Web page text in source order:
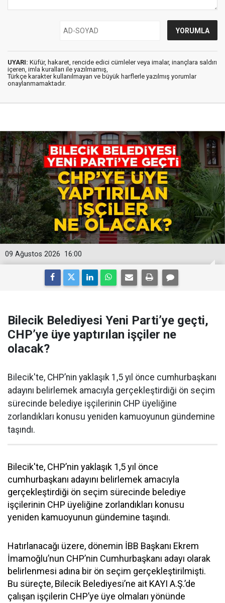
UYARI: Küfür, hakaret, rencide edici cümleler veya imalar, inançlara saldırı
içeren, imla kuralları ile yazılmamış,
Türkçe karakter kullanılmayan ve büyük harflerle yazılmış yorumlar
onaylanmamaktadır.
16:00
09 Ağustos 2026
Bilecik Belediyesi Yeni Parti’ye geçti,
CHP’ye üye yaptırılan işçiler ne
olacak?
Bilecik'te, CHP’nin yaklaşık 1,5 yıl önce cumhurbaşkanı
adayını belirlemek amacıyla gerçekleştirdiği ön seçim
sürecinde belediye işçilerinin CHP üyeliğine
zorlandıkları konusu yeniden kamuoyunun gündemine
taşındı.
Bilecik'te, CHP’nin yaklaşık 1,5 yıl önce
cumhurbaşkanı adayını belirlemek amacıyla
gerçekleştirdiği ön seçim sürecinde belediye
işçilerinin CHP üyeliğine zorlandıkları konusu
yeniden kamuoyunun gündemine taşındı.
Hatırlanacağı üzere, dönemin İBB Başkanı Ekrem
İmamoğlu’nun CHP’nin Cumhurbaşkanı adayı olarak
belirlenmesi adına bir ön seçim gerçekleştirilmişti.
Bu süreçte, Bilecik Belediyesi’ne ait KAYI A.Ş.’de
çalışan işçilerin CHP’ye üye olmaları yönünde